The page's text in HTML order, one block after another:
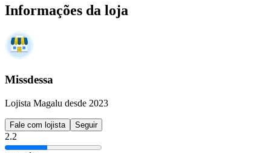
Informações da loja
Missdessa
Lojista Magalu desde 2023
Fale com lojista Seguir
2.2